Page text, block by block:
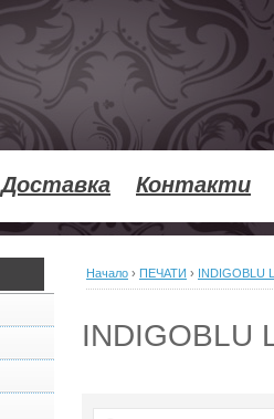
Доставка Контакти
Начало › ПЕЧАТИ › INDIGOBLU
INDIGOBLU